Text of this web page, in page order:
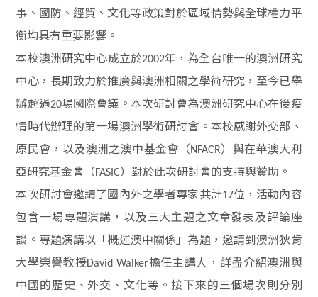
事、國防、經貿、文化等政策對於區域情勢與全球權力平
衡均具有重要影響。
本校澳洲研究中心成立於2002年，為全台唯一的澳洲研究
中心，長期致力於推廣與澳洲相關之學術研究，至今已舉
辦超過20場國際會議。本次研討會為澳洲研究中心在後疫
情時代辦理的第一場澳洲學術研討會。本校感謝外交部、
原民會，以及澳洲之澳中基金會（NFACR）與在華澳大利
亞研究基金會（FASIC）對於此次研討會的支持與贊助。
本次研討會邀請了國內外之學者專家共計17位，活動內容
包含一場專題演講，以及三大主題之文章發表及評論座
談。專題演講以「概述澳中關係」為題，邀請到澳洲狄肯
大學榮譽教授David Walker擔任主講人，詳盡介紹澳洲與
中國的歷史、外交、文化等。接下來的三個場次則分別